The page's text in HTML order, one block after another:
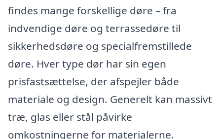
findes mange forskellige døre – fra
indvendige døre og terrassedøre til
sikkerhedsdøre og specialfremstillede
døre. Hver type dør har sin egen
prisfastsættelse, der afspejler både
materiale og design. Generelt kan massivt
træ, glas eller stål påvirke
omkostningerne for materialerne.